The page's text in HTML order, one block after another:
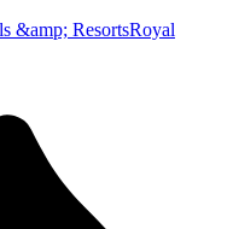
&amp; ResortsRoyal